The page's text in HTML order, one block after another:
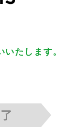
たします。